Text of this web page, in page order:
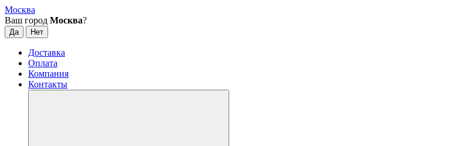
Москва
Ваш город Москва?
Доставка
Оплата
Компания
Контакты